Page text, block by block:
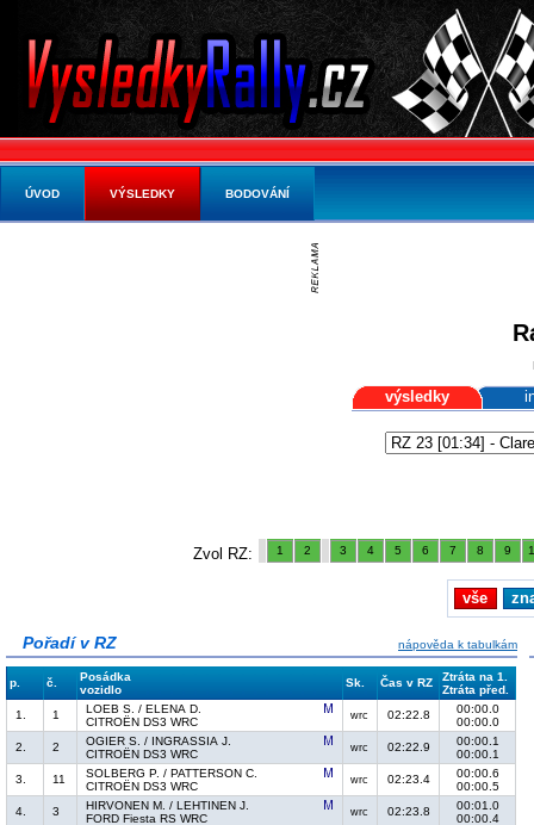
výsledky
Zvol RZ: 1 2 3 4 5 6 7 8 9
vše
Pořadí v RZ nápověda k tabulkám
p. č.
Posádka
vozidlo
Sk. Čas v RZ
Ztráta na 1.
Ztráta před.
1.
1
LOEB S. / ELENA D.
CITROËN DS3 WRC
wrc 02:22.8
00:00.0
00:00.0
2.
2
OGIER S. / INGRASSIA J.
CITROËN DS3 WRC
wrc 02:22.9
00:00.1
00:00.1
3.
11
SOLBERG P. / PATTERSON C.
CITROËN DS3 WRC
wrc 02:23.4
00:00.6
00:00.5
4.
3
HIRVONEN M. / LEHTINEN J.
FORD Fiesta RS WRC
wrc 02:23.8
00:01.0
00:00.4
ÚVOD VÝSLEDKY BODOVÁNÍ